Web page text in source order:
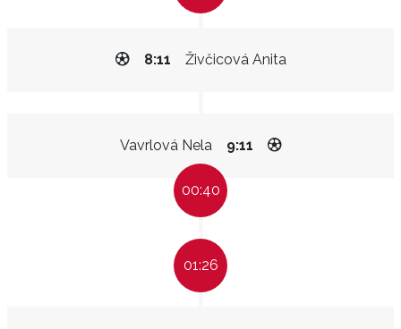
Živčicová Anita
8:11
Vavrlová Nela 9:11
00:40
01:26